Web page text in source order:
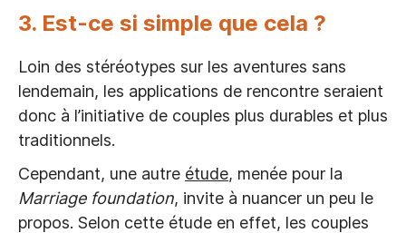
3. Est-ce si simple que cela ?
Loin des stéréotypes sur les aventures sans
lendemain, les applications de rencontre seraient
donc à l’initiative de couples plus durables et plus
traditionnels.
Cependant, une autre étude, menée pour la
Marriage foundation, invite à nuancer un peu le
propos. Selon cette étude en effet, les couples